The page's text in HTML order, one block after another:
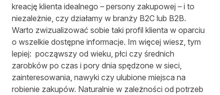
kreację klienta idealnego – persony zakupowej – i to
niezależnie, czy działamy w branży B2C lub B2B.
Warto zwizualizować sobie taki profil klienta w oparciu
o wszelkie dostępne informacje. Im więcej wiesz, tym
lepiej: począwszy od wieku, płci czy średnich
zarobków po czas i pory dnia spędzone w sieci,
zainteresowania, nawyki czy ulubione miejsca na
robienie zakupów. Naturalnie w zależności od potrzeb